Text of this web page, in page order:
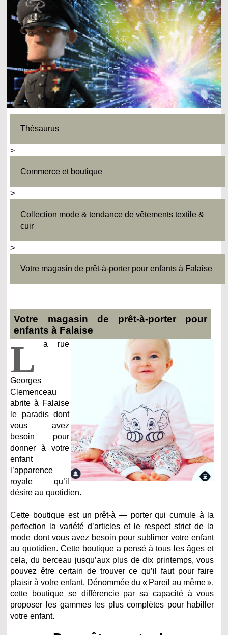
Thésaurus
>
Commerce et boutique
>
Collection mode & tendance de vêtements textile &
cuir
>
Votre magasin de prêt-à-porter pour enfants à Falaise
Votre magasin de prêt-à-porter pour
enfants à Falaise
L a rue
Georges
Clemenceau
abrite à Falaise
le paradis dont
vous avez
besoin pour
donner à votre
enfant
l’apparence
royale qu’il
désire au quotidien.
Cette boutique est un prêt-à — porter qui cumule à la
perfection la variété d’articles et le respect strict de la
mode dont vous avez besoin pour sublimer votre enfant
au quotidien. Cette boutique a pensé à tous les âges et
cela, du berceau jusqu’aux plus de dix printemps, vous
pouvez être certain de trouver ce qu’il faut pour faire
plaisir à votre enfant. Dénommée du « Pareil au même »,
cette boutique se différencie par sa capacité à vous
proposer les gammes les plus complètes pour habiller
votre enfant.